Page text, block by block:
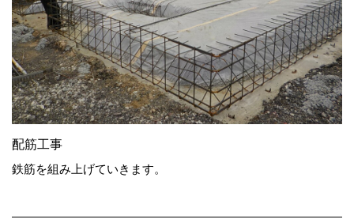
配筋工事
鉄筋を組み上げていきます。